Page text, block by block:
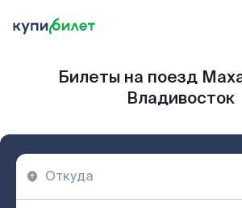
Билеты на поезд
Владивосток